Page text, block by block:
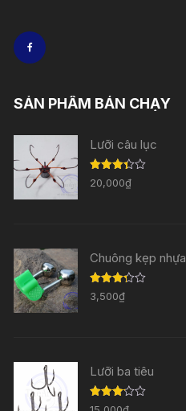
SẢN PHẨM BÁN CHẠY
Lưỡi câu lục
Được
xếp
20,000₫
Chuông kẹp nhựa
Được
xếp
3,500₫
Lưỡi ba tiêu
Được